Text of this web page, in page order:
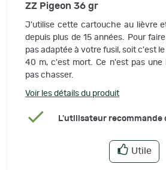
ZZ Pigeon 36 gr
J'utilise cette cartouche au lièvre
depuis plus de 15 années. Pour
pas adaptée à votre fusil, soit c'est
40 m, c'est mort. Ce n'est pas une
pas chasser.
Voir les détails du produit
L'utilisateur recommande
Utile